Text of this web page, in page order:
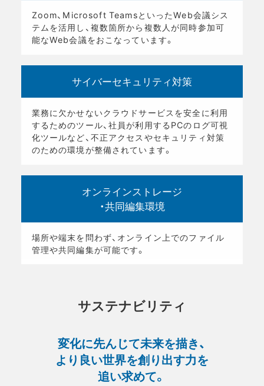
Zoom、Microsoft TeamsといったWeb会議シス
テムを活用し、複数箇所から複数人が同時参加可
能なWeb会議をおこなっています。
サイバーセキュリティ対策
業務に欠かせないクラウドサービスを安全に利用
するためのツール、社員が利用するPCのログ可視
化ツールなど、不正アクセスやセキュリティ対策
のための環境が整備されています。
オンラインストレージ
・共同編集環境
場所や端末を問わず、オンライン上でのファイル
管理や共同編集が可能です。
サステナビリティ
変化に先んじて未来を描き、
より良い世界を創り出す力を
追い求めて。